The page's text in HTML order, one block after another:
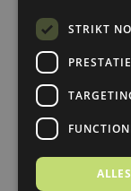
© 2026
Alle rechten
Dit is een
STRIKT
PRESTATIE